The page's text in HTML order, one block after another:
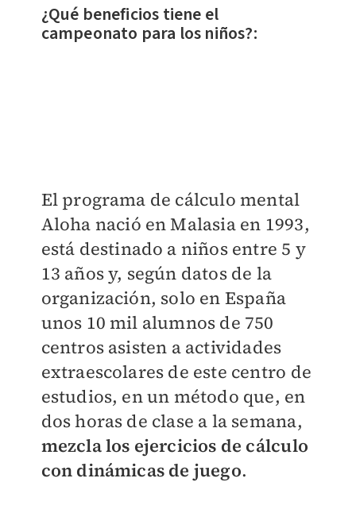
¿Qué beneficios tiene el
campeonato para los niños?:
El programa de cálculo mental
Aloha nació en Malasia en 1993,
está destinado a niños entre 5 y
13 años y, según datos de la
organización, solo en España
unos 10 mil alumnos de 750
centros asisten a actividades
extraescolares de este centro de
estudios, en un método que, en
dos horas de clase a la semana,
mezcla los ejercicios de cálculo
con dinámicas de juego.